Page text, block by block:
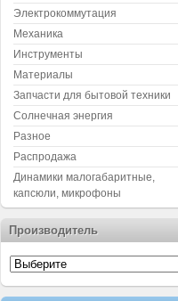
Электрокоммутация
Механика
Инструменты
Материалы
Запчасти для бытовой техники
Солнечная энергия
Разное
Распродажа
Динамики малогабаритные,
капсюли, микрофоны
Производитель